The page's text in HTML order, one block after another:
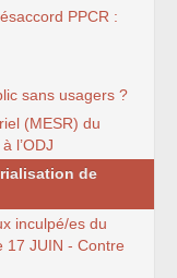
PPCR :
sans usagers ?
(MESR) du
l’ODJ
de
inculpé/es du
17 JUIN - Contre